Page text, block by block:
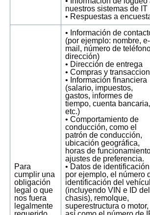
nuestros sistemas de IT
• Respuestas a
Para
cumplir una
obligación
legal o que
nos fuera
legalmente
• Información de
(por ejemplo: nombre, e-
mail, número de
dirección)
• Dirección de entrega
• Compras y
• Información financiera
(salario, impuestos,
gastos, informes de
tiempo, cuenta bancaria,
etc.)
• Comportamiento de
conducción, como el
patrón de conducción,
ubicación geográfica,
horas de
ajustes de preferencia.
• Datos de
por ejemplo, el número
identificación del
(incluyendo VIN e ID del
chasis), remolque,
superestructura o motor,